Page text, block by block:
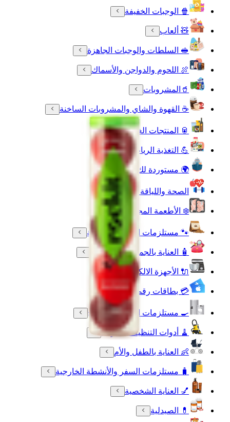
🍿 الوجبات الخفيفة
🧸 ألعاب
🥪 السلطات والوجبات الجاهزة
🍖 اللحوم والدواجن والأسماك
🥤المشروبات
☕ القهوة والشاي والمشروبات الساخنة
🥫 المنتجات الغذائية
💪 التغذية الرياضية
🌍 مستوردة لك
الصحة واللياقة البدنية
❄️ الأطعمة المجمدة
🐾 مستلزمات الحيوانات الأليفة
🧴 العناية بالجمال والعطورات
🔌 الأجهزة الالكترونية
💳 بطاقات رقمية
🍳 مستلزمات المنزل والمطبخ
🧹 أدوات التنظيف المنزلية
👶 العناية بالطفل والأم
🧳 مستلزمات السفر والأنشطة الخارجية
💅 العناية الشخصية
💊 الصيدلية